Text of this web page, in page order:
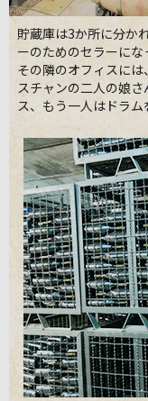
貯蔵庫は3か所に分か
ーのためのセラーにな
その隣のオフィスに
スチャンの二人の娘
ス、もう一人はドラム